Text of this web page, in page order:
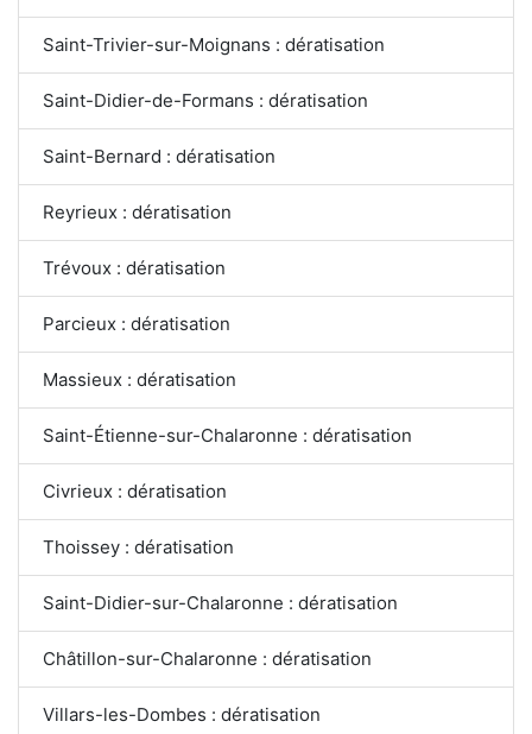
Saint-Trivier-sur-Moignans : dératisation
Saint-Didier-de-Formans : dératisation
Saint-Bernard : dératisation
Reyrieux : dératisation
Trévoux : dératisation
Parcieux : dératisation
Massieux : dératisation
Saint-Étienne-sur-Chalaronne : dératisation
Civrieux : dératisation
Thoissey : dératisation
Saint-Didier-sur-Chalaronne : dératisation
Châtillon-sur-Chalaronne : dératisation
Villars-les-Dombes : dératisation